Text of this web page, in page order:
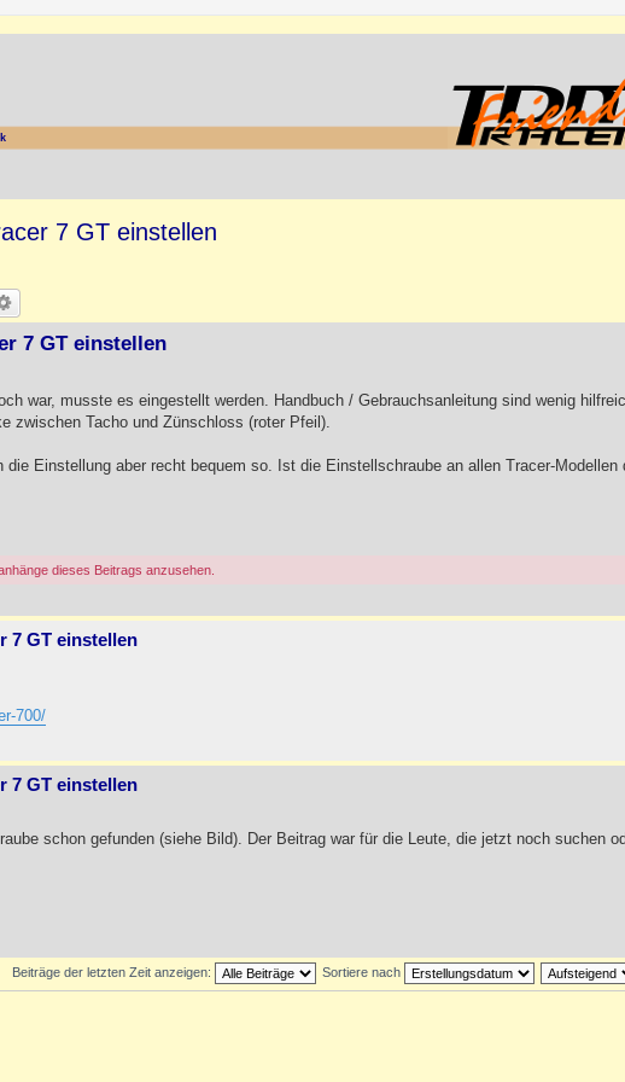
7 GT einstellen
7 GT einstellen
war, musste es eingestellt werden. Handbuch / Gebrauchsanleitung sind wenig
zwischen Tacho und Zünschloss (roter Pfeil).
Einstellung aber recht bequem so. Ist die Einstellschraube an allen Tracer-Modellen
dieses Beitrags anzusehen.
7 GT einstellen
700/
7 GT einstellen
schon gefunden (siehe Bild). Der Beitrag war für die Leute, die jetzt noch suchen
Beiträge der letzten Zeit anzeigen: Sortiere nach